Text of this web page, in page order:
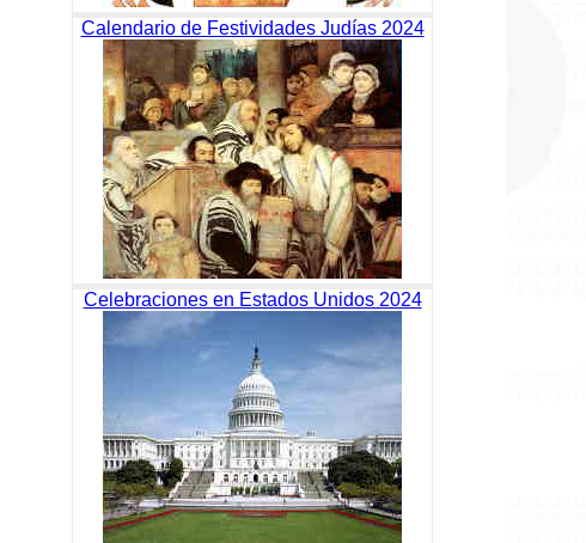
Calendario de Festividades Judías 2024
Celebraciones en Estados Unidos 2024